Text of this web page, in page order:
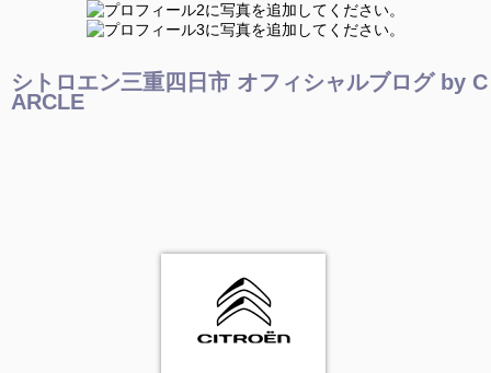
シトロエン三重四日市 オフィシャルブログ by C
ARCLE